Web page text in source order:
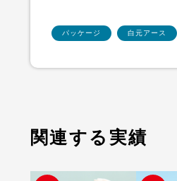
パッケージ 白元アース
関連する実績